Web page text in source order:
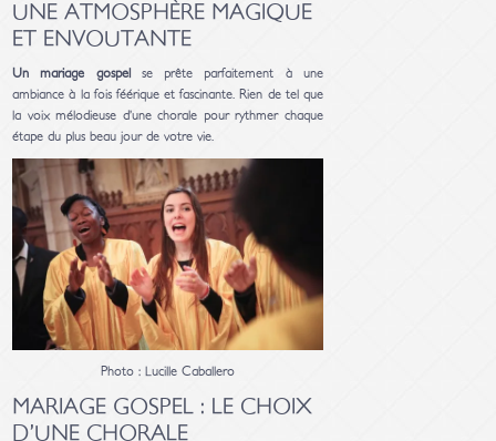
UNE ATMOSPHÈRE MAGIQUE
ET ENVOUTANTE
Un mariage gospelse prête parfaitement à une
ambiance à la fois féérique et fascinante. Rien de tel que
la voix mélodieuse d’une chorale pour rythmer chaque
étape du plus beau jour de votre vie.
Photo : Lucille Caballero
MARIAGE GOSPEL : LE CHOIX
D’UNE CHORALE